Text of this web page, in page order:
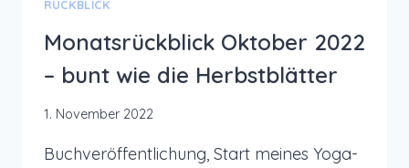
RÜCKBLICK
Monatsrückblick Oktober 2022
– bunt wie die Herbstblätter
1. November 2022
Buchveröffentlichung, Start meines Yoga-